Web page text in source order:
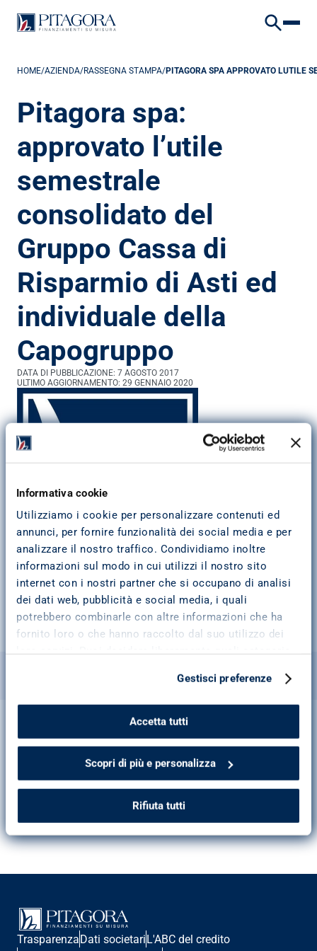
Informativa cookie
Utilizziamo i cookie per personalizzare contenuti ed
annunci, per fornire funzionalità dei social media e per
analizzare il nostro traffico. Condividiamo inoltre
informazioni sul modo in cui utilizzi il nostro sito
internet con i nostri partner che si occupano di analisi
dei dati web, pubblicità e social media, i quali
potrebbero combinarle con altre informazioni che ha
fornito loro o che hanno raccolto dal suo utilizzo dei
loro servizi. Puoi decidere liberamente quali categorie
caratteristiche di tutti i cookie cliccando su “Scopri di
più e personalizza”. Per ulteriori informazioni consulta
Gestisci preferenze
Accetta tutti
Scopri di più e personalizza
Rifiuta tutti
VAI AL CONTENUTO
VAI AL FOOTER
HOME/AZIENDA/RASSEGNA STAMPA/PITAGORA SPA APPROVATO LUTILE
Pitagora spa:
approvato l’utile
semestrale
consolidato del
Gruppo Cassa di
Risparmio di Asti ed
individuale della
Capogruppo
DATA DI PUBBLICAZIONE: 7 AGOSTO 2017
ULTIMO AGGIORNAMENTO: 29 GENNAIO 2020
Il Consiglio di Amministrazione della Cassa di
Risparmio di Asti S.p.A., nella seduta di lunedì 7
agosto, ha approvato le situazioni patrimoniali ed
economiche individuale e consolidata.
TrasparenzaDati societariL'ABC del credito